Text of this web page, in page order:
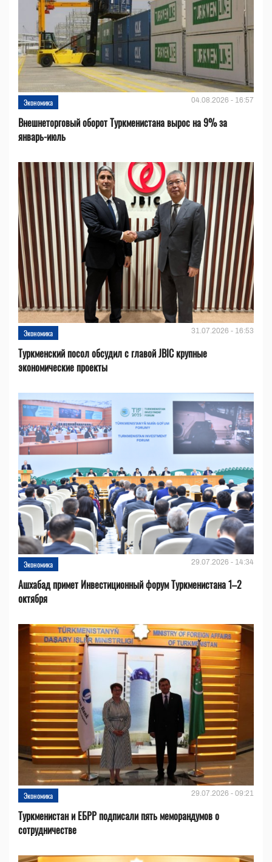
Экономика 04.08.2026 - 16:57
Внешнеторговый оборот Туркменистана вырос на 9% за
январь-июль
Экономика 31.07.2026 - 16:53
Туркменский посол обсудил с главой JBIC крупные
экономические проекты
Экономика 29.07.2026 - 14:34
Ашхабад примет Инвестиционный форум Туркменистана 1–2
октября
Экономика 29.07.2026 - 09:21
Туркменистан и ЕБРР подписали пять меморандумов о
сотрудничестве